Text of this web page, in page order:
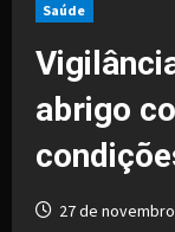
Saúde
abrigo
27 de